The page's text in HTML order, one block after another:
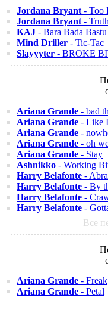
Jordana Bryant - Too
Jordana Bryant -
KAJ - Bara Bada
Mind Driller - Tic-Tac
Slayyyter - BROKE
Ariana Grande - bad
Ariana Grande - Like
Ariana Grande -
Ariana Grande - oh
Ariana Grande - Stay
Ashnikko - Working
Harry Belafonte -
Harry Belafonte - By
Harry Belafonte -
Harry Belafonte -
Все
Ariana Grande - Freak
Ariana Grande - Petal